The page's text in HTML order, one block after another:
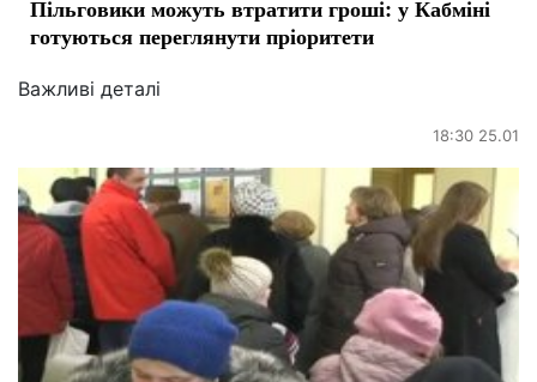
Пільговики можуть втратити гроші: у Кабміні
готуються переглянути пріоритети
Важливі деталі
18:30 25.01